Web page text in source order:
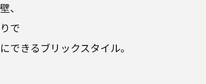
、
で
できるブリックスタイル。